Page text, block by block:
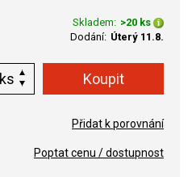
Skladem: >20 ks
Dodání: Úterý 11.8.
ks
Přidat k porovnání
Poptat cenu / dostupnost